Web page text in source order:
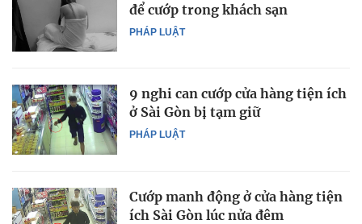
PHÁP LUẬT
để cướp trong khách sạn
PHÁP LUẬT
9 nghi can cướp cửa hàng tiện ích
ở Sài Gòn bị tạm giữ
Cướp manh động ở cửa hàng tiện
ích Sài Gòn lúc nửa đêm